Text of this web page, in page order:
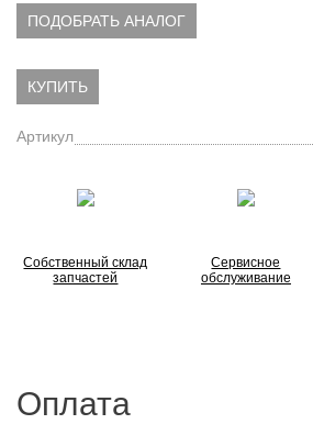
ПОДОБРАТЬ АНАЛОГ
КУПИТЬ
Артикул
Собственный склад
запчастей
Сервисное
обслуживание
Оплата